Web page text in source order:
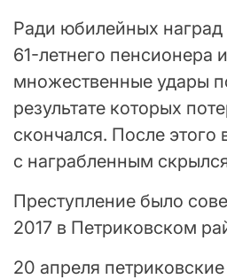
Ради юбилейных наград
61-летнего пенсионера
множественные удары
результате которых
скончался. После
с награбленным
Преступление было
2017 в Петриковском
20 апреля